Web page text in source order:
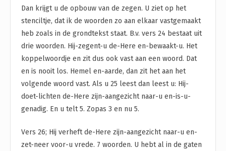
Dan krijgt u de opbouw van de zegen. U ziet op het
stenciltje, dat ik de woorden zo aan elkaar vastgemaakt
heb zoals in de grondtekst staat. B.v. vers 24 bestaat uit
drie woorden. Hij-zegent-u de-Here en-bewaakt-u. Het
koppelwoordje en zit dus ook vast aan een woord. Dat
en is nooit los. Hemel en-aarde, dan zit het aan het
volgende woord vast. Als u 25 leest dan leest u: Hij-
doet-lichten de-Here zijn-aangezicht naar-u en-is-u-
genadig. En u telt 5. Zopas 3 en nu 5.
Vers 26; Hij verheft de-Here zijn-aangezicht naar-u en-
zet-neer voor-u vrede. 7 woorden. U hebt al in de gaten